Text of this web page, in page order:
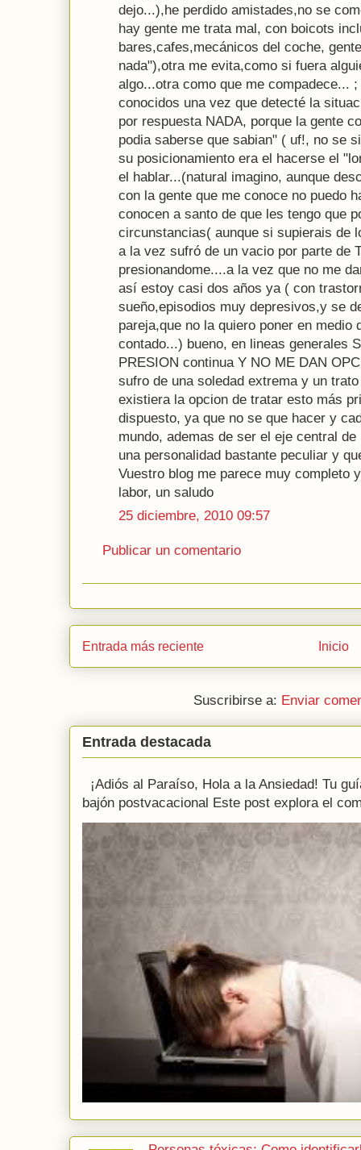
dejo...),he perdido amistades,no se
hay gente me trata mal, con boicots
bares,cafes,mecánicos del coche,
nada"),otra me evita,como si fuera
algo...otra como que me compadece...
conocidos una vez que detecté la
por respuesta NADA, porque la gente
podia saberse que sabian" ( uf!, no se
su posicionamiento era el hacerse el
el hablar...(natural imagino, aunque
con la gente que me conoce no puedo
conocen a santo de que les tengo que
circunstancias( aunque si supierais de
a la vez sufró de un vacio por parte de
presionandome....a la vez que no me
así estoy casi dos años ya ( con
sueño,episodios muy depresivos,y se
pareja,que no la quiero poner en medio
contado...) bueno, en lineas generales
PRESION continua Y NO ME DAN
sufro de una soledad extrema y un
existiera la opcion de tratar esto más
dispuesto, ya que no se que hacer y
mundo, ademas de ser el eje central
una personalidad bastante peculiar y
Vuestro blog me parece muy completo
labor, un saludo
25 diciembre, 2010 09:57
Publicar un comentario
Entrada más reciente Inicio
Suscribirse a: Enviar
Entrada destacada
¡Adiós al Paraíso, Hola a la Ansiedad! Tu
bajón postvacacional Este post explora el